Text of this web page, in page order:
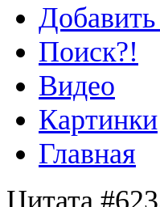
Добавить
Поиск?!
Видео
Картинки
Главная
Цитата